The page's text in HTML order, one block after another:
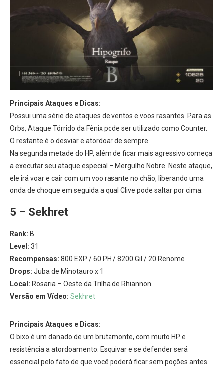
Principais Ataques e Dicas:
Possui uma série de ataques de ventos e voos rasantes. Para as
Orbs, Ataque Tórrido da Fênix pode ser utilizado como Counter.
O restante é o desviar e atordoar de sempre.
Na segunda metade do HP, além de ficar mais agressivo começa
a executar seu ataque especial – Mergulho Nobre. Neste ataque,
ele irá voar e cair com um voo rasante no chão, liberando uma
onda de choque em seguida a qual Clive pode saltar por cima.
5 – Sekhret
Rank: B
Level: 31
Recompensas: 800 EXP / 60 PH / 8200 Gil / 20 Renome
Drops: Juba de Minotauro x 1
Local: Rosaria – Oeste da Trilha de Rhiannon
Versão em Vídeo: Sekhret
Principais Ataques e Dicas:
O bixo é um danado de um brutamonte, com muito HP e
resistência a atordoamento. Esquivar e se defender será
essencial pelo fato de que você poderá ficar sem poções antes